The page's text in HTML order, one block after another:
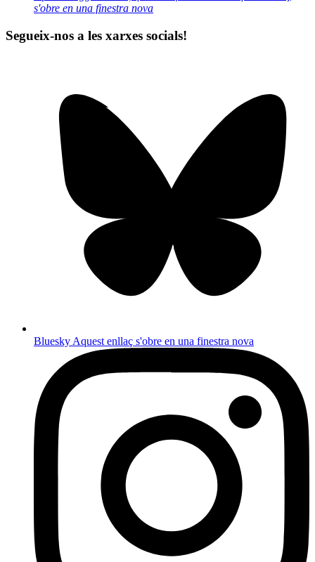
s'obre en una finestra nova
Segueix-nos a les xarxes socials!
Bluesky Aquest enllaç s'obre en una finestra nova